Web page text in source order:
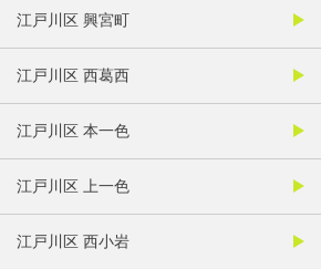
江戸川区 興宮町
江戸川区 西葛西
江戸川区 本一色
江戸川区 上一色
江戸川区 西小岩